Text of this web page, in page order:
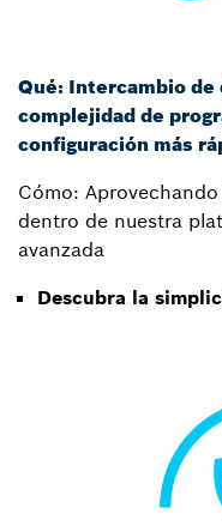
Qué: Intercambio
complejidad de
configuración más
Cómo:
dentro de nuestra
avanzada
Descubra la